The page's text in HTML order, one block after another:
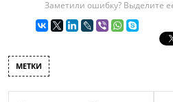
Заметили ошибку? Выделите
МЕТКИ